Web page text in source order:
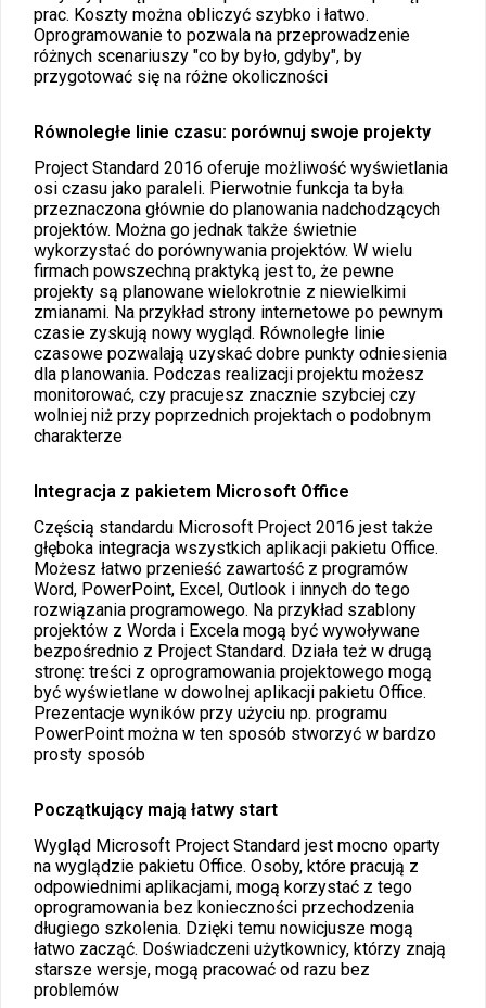
prac. Koszty można obliczyć szybko i łatwo.
Oprogramowanie to pozwala na przeprowadzenie
różnych scenariuszy "co by było, gdyby", by
przygotować się na różne okoliczności
Równoległe linie czasu: porównuj swoje projekty
Project Standard 2016 oferuje możliwość wyświetlania
osi czasu jako paraleli. Pierwotnie funkcja ta była
przeznaczona głównie do planowania nadchodzących
projektów. Można go jednak także świetnie
wykorzystać do porównywania projektów. W wielu
firmach powszechną praktyką jest to, że pewne
projekty są planowane wielokrotnie z niewielkimi
zmianami. Na przykład strony internetowe po pewnym
czasie zyskują nowy wygląd. Równoległe linie
czasowe pozwalają uzyskać dobre punkty odniesienia
dla planowania. Podczas realizacji projektu możesz
monitorować, czy pracujesz znacznie szybciej czy
wolniej niż przy poprzednich projektach o podobnym
charakterze
Integracja z pakietem Microsoft Office
Częścią standardu Microsoft Project 2016 jest także
głęboka integracja wszystkich aplikacji pakietu Office.
Możesz łatwo przenieść zawartość z programów
Word, PowerPoint, Excel, Outlook i innych do tego
rozwiązania programowego. Na przykład szablony
projektów z Worda i Excela mogą być wywoływane
bezpośrednio z Project Standard. Działa też w drugą
stronę: treści z oprogramowania projektowego mogą
być wyświetlane w dowolnej aplikacji pakietu Office.
Prezentacje wyników przy użyciu np. programu
PowerPoint można w ten sposób stworzyć w bardzo
prosty sposób
Początkujący mają łatwy start
Wygląd Microsoft Project Standard jest mocno oparty
na wyglądzie pakietu Office. Osoby, które pracują z
odpowiednimi aplikacjami, mogą korzystać z tego
oprogramowania bez konieczności przechodzenia
długiego szkolenia. Dzięki temu nowicjusze mogą
łatwo zacząć. Doświadczeni użytkownicy, którzy znają
starsze wersje, mogą pracować od razu bez
problemów